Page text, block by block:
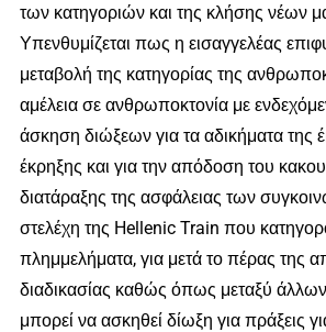
των κατηγοριών και της κλήσης νέων
Υπενθυμίζεται πως η εισαγγελέας
μεταβολή της κατηγορίας της
αμέλεια σε ανθρωποκτονία με
άσκηση διώξεων για τα αδικήματα της
έκρηξης και για την απόδοση του
διατάραξης της ασφάλειας των
στελέχη της Hellenic Train που
πλημμελήματα, για μετά το πέρας της
διαδικασίας καθώς όπως μεταξύ
μπορεί να ασκηθεί δίωξη για πράξεις